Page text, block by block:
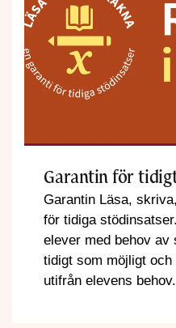
Garantin för
Garantin Läsa,
för tidiga
elever med behov av
tidigt som möjligt
utifrån elevens behov.